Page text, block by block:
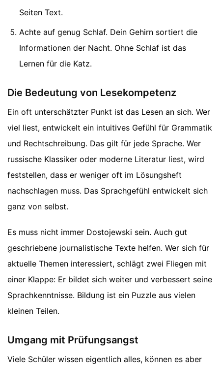
Seiten Text.
Achte auf genug Schlaf. Dein Gehirn sortiert die
Informationen der Nacht. Ohne Schlaf ist das
Lernen für die Katz.
Die Bedeutung von Lesekompetenz
Ein oft unterschätzter Punkt ist das Lesen an sich. Wer
viel liest, entwickelt ein intuitives Gefühl für Grammatik
und Rechtschreibung. Das gilt für jede Sprache. Wer
russische Klassiker oder moderne Literatur liest, wird
feststellen, dass er weniger oft im Lösungsheft
nachschlagen muss. Das Sprachgefühl entwickelt sich
ganz von selbst.
Es muss nicht immer Dostojewski sein. Auch gut
geschriebene journalistische Texte helfen. Wer sich für
aktuelle Themen interessiert, schlägt zwei Fliegen mit
einer Klappe: Er bildet sich weiter und verbessert seine
Sprachkenntnisse. Bildung ist ein Puzzle aus vielen
kleinen Teilen.
Umgang mit Prüfungsangst
Viele Schüler wissen eigentlich alles, können es aber